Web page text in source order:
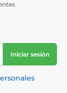
Iniciar sesión